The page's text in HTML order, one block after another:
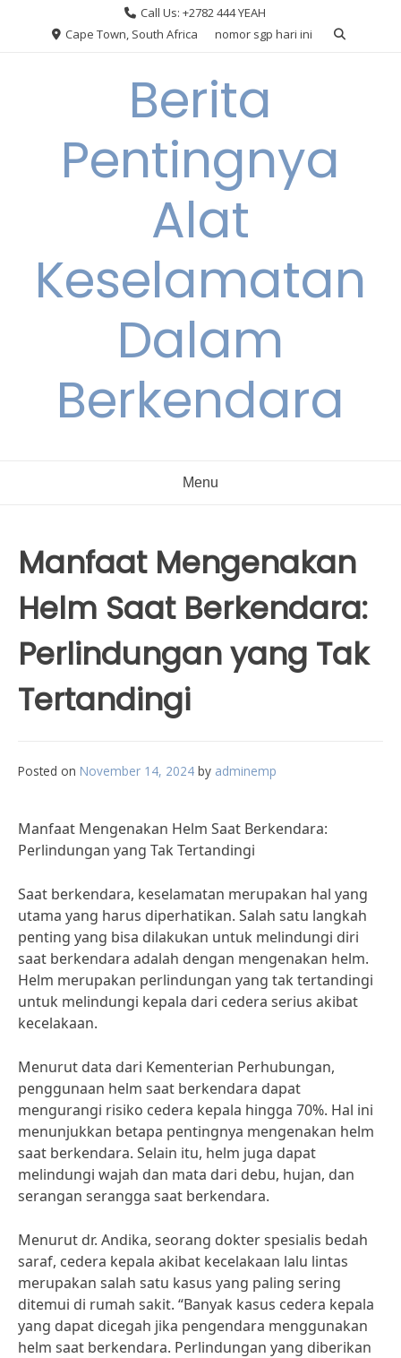
Call Us: +2782 444 YEAH
Cape Town, South Africa
nomor sgp hari ini
Berita
Pentingnya
Alat
Keselamatan
Dalam
Berkendara
Menu
Manfaat Mengenakan
Helm Saat Berkendara:
Perlindungan yang Tak
Tertandingi
Posted on November 14, 2024 by adminemp
Manfaat Mengenakan Helm Saat Berkendara:
Perlindungan yang Tak Tertandingi
Saat berkendara, keselamatan merupakan hal yang
utama yang harus diperhatikan. Salah satu langkah
penting yang bisa dilakukan untuk melindungi diri
saat berkendara adalah dengan mengenakan helm.
Helm merupakan perlindungan yang tak tertandingi
untuk melindungi kepala dari cedera serius akibat
kecelakaan.
Menurut data dari Kementerian Perhubungan,
penggunaan helm saat berkendara dapat
mengurangi risiko cedera kepala hingga 70%. Hal ini
menunjukkan betapa pentingnya mengenakan helm
saat berkendara. Selain itu, helm juga dapat
melindungi wajah dan mata dari debu, hujan, dan
serangan serangga saat berkendara.
Menurut dr. Andika, seorang dokter spesialis bedah
saraf, cedera kepala akibat kecelakaan lalu lintas
merupakan salah satu kasus yang paling sering
ditemui di rumah sakit. “Banyak kasus cedera kepala
yang dapat dicegah jika pengendara menggunakan
helm saat berkendara. Perlindungan yang diberikan